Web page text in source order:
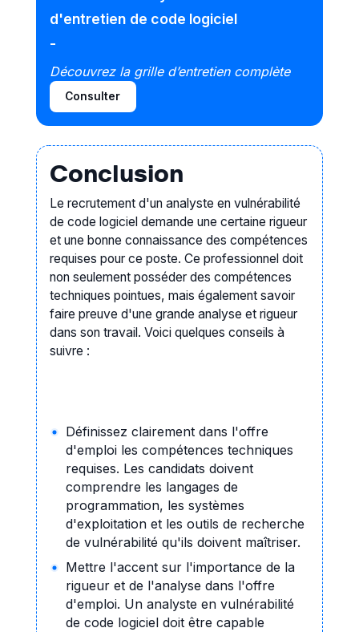
d'entretien
-
de code logiciel
Découvrez la grille d’entretien complète
Consulter
Conclusion
Le recrutement d'un analyste en vulnérabilité
de code logiciel demande une certaine rigueur
et une bonne connaissance des compétences
requises pour ce poste. Ce professionnel doit
non seulement posséder des compétences
techniques pointues, mais également savoir
faire preuve d'une grande analyse et rigueur
dans son travail. Voici quelques conseils à
suivre :
Définissez clairement dans l'offre
d'emploi les compétences techniques
requises. Les candidats doivent
comprendre les langages de
programmation, les systèmes
d'exploitation et les outils de recherche
de vulnérabilité qu'ils doivent maîtriser.
Mettre l'accent sur l'importance de la
rigueur et de l'analyse dans l'offre
d'emploi. Un analyste en vulnérabilité
de code logiciel doit être capable